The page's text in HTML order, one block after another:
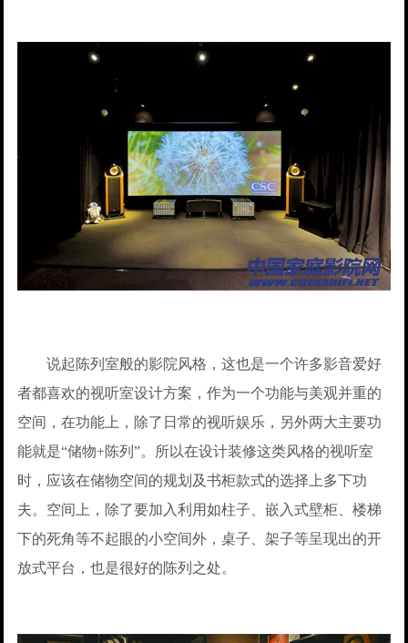
说起陈列室般的影院风格，这也是一个许多影音爱好
者都喜欢的视听室设计方案，作为一个功能与美观并重的
空间，在功能上，除了日常的视听娱乐，另外两大主要功
能就是“储物+陈列”。所以在设计装修这类风格的视听室
时，应该在储物空间的规划及书柜款式的选择上多下功
夫。空间上，除了要加入利用如柱子、嵌入式壁柜、楼梯
下的死角等不起眼的小空间外，桌子、架子等呈现出的开
放式平台，也是很好的陈列之处。